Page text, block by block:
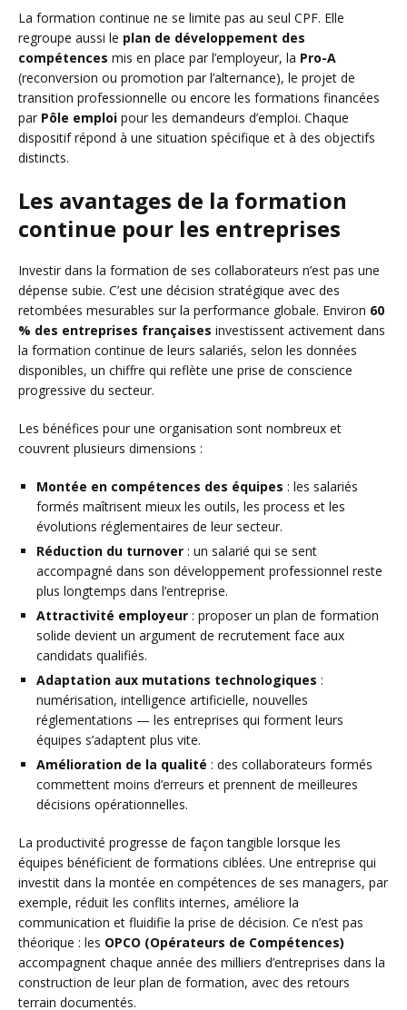
La formation continue ne se limite pas au seul CPF. Elle
regroupe aussi le plan de développement des
compétences mis en place par l’employeur, la Pro-A
(reconversion ou promotion par l’alternance), le projet de
transition professionnelle ou encore les formations financées
par Pôle emploi pour les demandeurs d’emploi. Chaque
dispositif répond à une situation spécifique et à des objectifs
distincts.
Les avantages de la formation
continue pour les entreprises
Investir dans la formation de ses collaborateurs n’est pas une
dépense subie. C’est une décision stratégique avec des
retombées mesurables sur la performance globale. Environ 60
% des entreprises françaises investissent activement dans
la formation continue de leurs salariés, selon les données
disponibles, un chiffre qui reflète une prise de conscience
progressive du secteur.
Les bénéfices pour une organisation sont nombreux et
couvrent plusieurs dimensions :
Montée en compétences des équipes : les salariés
formés maîtrisent mieux les outils, les process et les
évolutions réglementaires de leur secteur.
Réduction du turnover : un salarié qui se sent
accompagné dans son développement professionnel reste
plus longtemps dans l’entreprise.
Attractivité employeur : proposer un plan de formation
solide devient un argument de recrutement face aux
candidats qualifiés.
Adaptation aux mutations technologiques :
numérisation, intelligence artificielle, nouvelles
réglementations — les entreprises qui forment leurs
équipes s’adaptent plus vite.
Amélioration de la qualité : des collaborateurs formés
commettent moins d’erreurs et prennent de meilleures
décisions opérationnelles.
La productivité progresse de façon tangible lorsque les
équipes bénéficient de formations ciblées. Une entreprise qui
investit dans la montée en compétences de ses managers, par
exemple, réduit les conflits internes, améliore la
communication et fluidifie la prise de décision. Ce n’est pas
théorique : les OPCO (Opérateurs de Compétences)
accompagnent chaque année des milliers d’entreprises dans la
construction de leur plan de formation, avec des retours
terrain documentés.